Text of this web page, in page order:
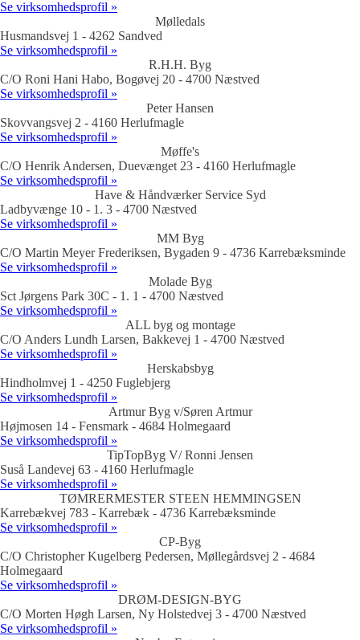
Se virksomhedsprofil »
Mølledals
Husmandsvej 1 - 4262 Sandved
Se virksomhedsprofil »
R.H.H. Byg
C/O Roni Hani Habo, Bogøvej 20 - 4700 Næstved
Se virksomhedsprofil »
Peter Hansen
Skovvangsvej 2 - 4160 Herlufmagle
Se virksomhedsprofil »
Møffe's
C/O Henrik Andersen, Duevænget 23 - 4160 Herlufmagle
Se virksomhedsprofil »
Have & Håndværker Service Syd
Ladbyvænge 10 - 1. 3 - 4700 Næstved
Se virksomhedsprofil »
MM Byg
C/O Martin Meyer Frederiksen, Bygaden 9 - 4736 Karrebæksminde
Se virksomhedsprofil »
Molade Byg
Sct Jørgens Park 30C - 1. 1 - 4700 Næstved
Se virksomhedsprofil »
ALL byg og montage
C/O Anders Lundh Larsen, Bakkevej 1 - 4700 Næstved
Se virksomhedsprofil »
Herskabsbyg
Hindholmvej 1 - 4250 Fuglebjerg
Se virksomhedsprofil »
Artmur Byg v/Søren Artmur
Højmosen 14 - Fensmark - 4684 Holmegaard
Se virksomhedsprofil »
TipTopByg V/ Ronni Jensen
Suså Landevej 63 - 4160 Herlufmagle
Se virksomhedsprofil »
TØMRERMESTER STEEN HEMMINGSEN
Karrebækvej 783 - Karrebæk - 4736 Karrebæksminde
Se virksomhedsprofil »
CP-Byg
C/O Christopher Kugelberg Pedersen, Møllegårdsvej 2 - 4684
Holmegaard
Se virksomhedsprofil »
DRØM-DESIGN-BYG
C/O Morten Høgh Larsen, Ny Holstedvej 3 - 4700 Næstved
Se virksomhedsprofil »